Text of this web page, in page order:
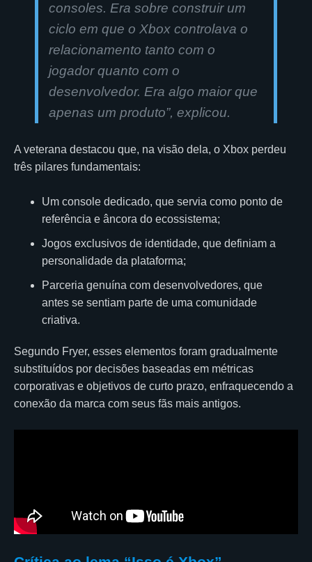
consoles. Era sobre construir um
ciclo em que o Xbox controlava o
relacionamento tanto com o
jogador quanto com o
desenvolvedor. Era algo maior que
apenas um produto”, explicou.
A veterana destacou que, na visão dela, o Xbox perdeu
três pilares fundamentais:
Um console dedicado, que servia como ponto de
referência e âncora do ecossistema;
Jogos exclusivos de identidade, que definiam a
personalidade da plataforma;
Parceria genuína com desenvolvedores, que
antes se sentiam parte de uma comunidade
criativa.
Segundo Fryer, esses elementos foram gradualmente
substituídos por decisões baseadas em métricas
corporativas e objetivos de curto prazo, enfraquecendo a
conexão da marca com seus fãs mais antigos.